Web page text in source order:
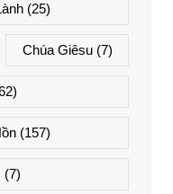
(25)
Chúa Giêsu(7)
(157)
(7)